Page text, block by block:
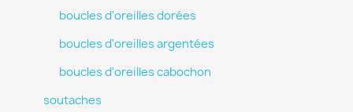
boucles d'oreilles dorées
boucles d'oreilles argentées
boucles d'oreilles cabochon
soutaches